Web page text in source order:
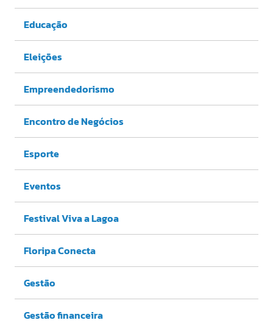
Educação
Eleições
Empreendedorismo
Encontro de Negócios
Esporte
Eventos
Festival Viva a Lagoa
Floripa Conecta
Gestão
Gestão financeira